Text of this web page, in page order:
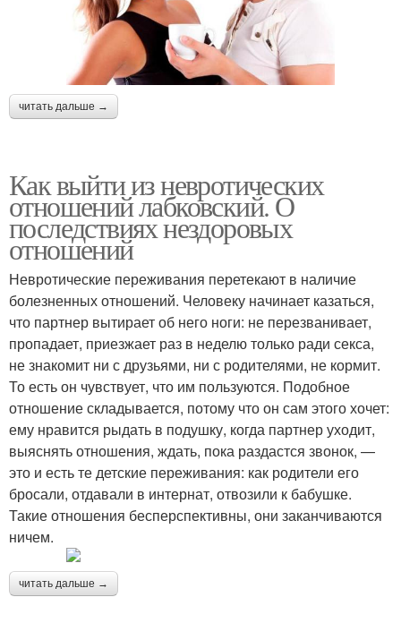
читать дальше →
Как выйти из невротических
отношений лабковский. О
последствиях нездоровых
отношений
Невротические переживания перетекают в наличие
болезненных отношений. Человеку начинает казаться,
что партнер вытирает об него ноги: не перезванивает,
пропадает, приезжает раз в неделю только ради секса,
не знакомит ни с друзьями, ни с родителями, не кормит.
То есть он чувствует, что им пользуются. Подобное
отношение складывается, потому что он сам этого хочет:
ему нравится рыдать в подушку, когда партнер уходит,
выяснять отношения, ждать, пока раздастся звонок, —
это и есть те детские переживания: как родители его
бросали, отдавали в интернат, отвозили к бабушке.
Такие отношения бесперспективны, они заканчиваются
ничем.
читать дальше →